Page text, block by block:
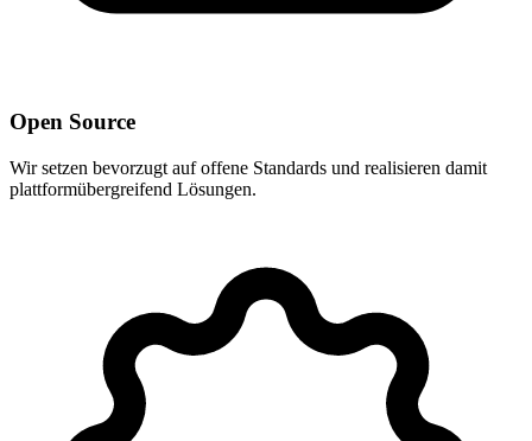
Open Source
Wir setzen bevorzugt auf offene Standards und realisieren damit
plattformübergreifend Lösungen.